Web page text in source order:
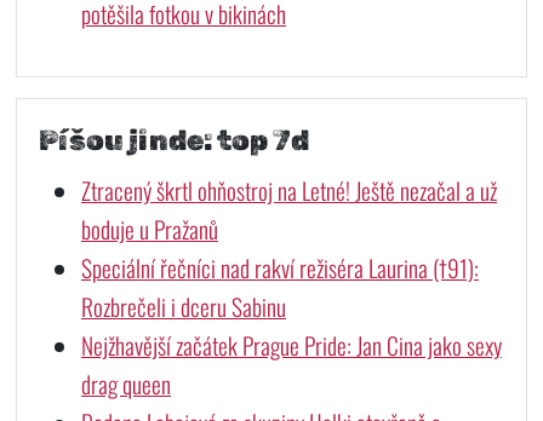
potěšila fotkou v bikinách
Píšou jinde: top 7d
Ztracený škrtl ohňostroj na Letné! Ještě nezačal a už
boduje u Pražanů
Speciální řečníci nad rakví režiséra Laurina (†91):
Rozbrečeli i dceru Sabinu
Nejžhavější začátek Prague Pride: Jan Cina jako sexy
drag queen